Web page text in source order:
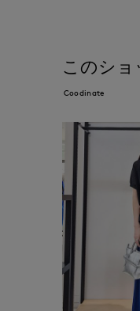
このショ
Coodinate